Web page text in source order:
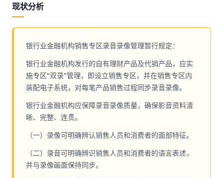
视频轻量化解决方案
现状分析
银行业金融机构销售专区录音录像管理暂行规定：
银行业金融机构发行的自有理财产品及代销产品，应实
施专区“双录”管理，即设立销售专区，并在销售专区内
装配电子系统，对每笔产品销售过程同步录音录像。
银行业金融机构应保障录音录像质量，确保影音资料清
晰、完整、连贯。
（一）录像可明确辨认销售人员和消费者的面部特征。
（二）录音可明确辨识销售人员和消费者的语言表述，
并与录像画面保持同步。